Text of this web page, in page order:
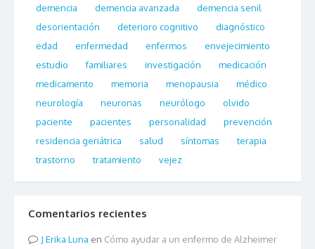
demencia
demencia avanzada
demencia senil
desorientación
deterioro cognitivo
diagnóstico
edad
enfermedad enfermos
envejecimiento
estudio
familiares investigación
medicación
medicamento
memoria menopausia
médico
neurología
neuronas neurólogo
olvido
paciente
pacientes personalidad
prevención
residencia geriátrica
salud síntomas
terapia
trastorno
tratamiento vejez
Comentarios recientes
Erika Luna en Cómo ayudar a un enfermo de Alzheimer